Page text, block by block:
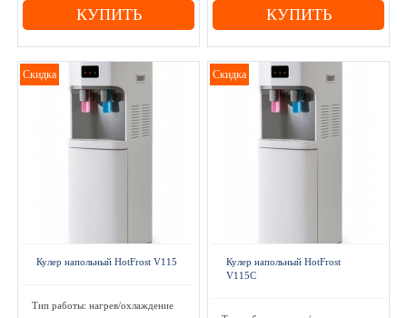
КУПИТЬ КУПИТЬ
Скидка
Кулер напольный HotFrost V115
Тип работы: нагрев/охлаждение
Скидка
Кулер напольный HotFrost
V115С